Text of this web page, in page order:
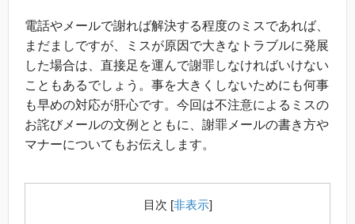
電話やメールで謝れば解決する程度のミスであれば、
まだましですが、ミスが原因で大きなトラブルに発展
した場合は、直接足を運んで謝罪しなければいけない
こともあるでしょう。事を大きくしないためにも何事
も早めの対応が肝心です。今回は不注意によるミスの
お詫びメールの文例とともに、謝罪メールの書き方や
マナーについてもお伝えします。
目次 [非表示]